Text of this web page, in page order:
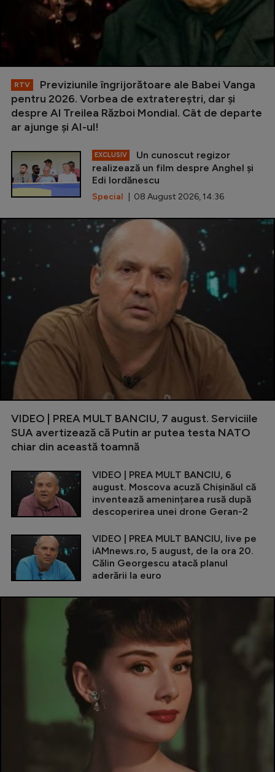
RTV
Previziunile îngrijorătoare ale Babei Vanga
pentru 2026. Vorbea de extratereștri, dar și
despre Al Treilea Război Mondial. Cât de departe
ar ajunge și AI-ul!
EXCLUSIV
Un cunoscut regizor
realizează un film despre Anghel și
Edi Iordănescu
Special | 08 August 2026, 14:36
VIDEO | PREA MULT BANCIU, 7 august. Serviciile
SUA avertizează că Putin ar putea testa NATO
chiar din această toamnă
VIDEO | PREA MULT BANCIU, 6
august. Moscova acuză Chișinăul că
inventează amenințarea rusă după
descoperirea unei drone Geran-2
VIDEO | PREA MULT BANCIU, live pe
iAMnews.ro, 5 august, de la ora 20.
Călin Georgescu atacă planul
aderării la euro